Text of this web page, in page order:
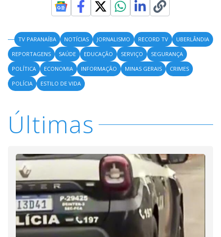
TV PARANAÍBA NOTÍCIAS JORNALISMO RECORD TV
UBERLÂNDIA
REPORTAGENS
SAÚDE EDUCAÇÃO SERVIÇO
SEGURANÇA
POLÍTICA
ECONOMIA INFORMAÇÃO MINAS GERAIS
CRIMES
POLÍCIA
ESTILO DE VIDA
Últimas